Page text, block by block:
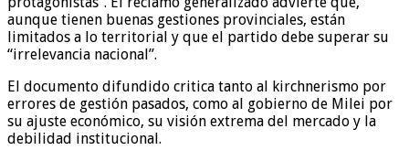
aunque tienen buenas gestiones provinciales, están
limitados a lo territorial y que el partido debe superar su
“irrelevancia nacional”.
El documento difundido critica tanto al kirchnerismo por
errores de gestión pasados, como al gobierno de Milei por
su ajuste económico, su visión extrema del mercado y la
debilidad institucional.